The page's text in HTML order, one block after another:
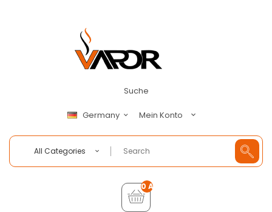
Suche
Germany Mein Konto
All Categories
0 Artikel - €0,00